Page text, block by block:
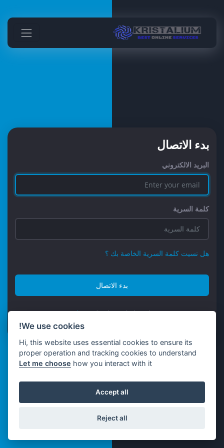
بدء الاتصال
البريد الالكتروني
كلمة السرية
هل نسيت كلمة السرية الخاصة بك ؟
بدء الاتصال
ليس لديك حساب ؟تسجيل
We use cookies!
Hi, this website uses essential cookies to ensure its
proper operation and tracking cookies to understand
how you interact with it
Let me choose
Accept all
Reject all